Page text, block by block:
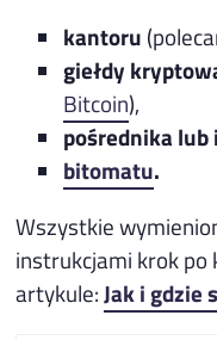
kantoru
giełdy
Bitcoin),
pośrednika
bitomatu.
Wszystkie
instrukcjami krok po
artykule:Jak i gdzie